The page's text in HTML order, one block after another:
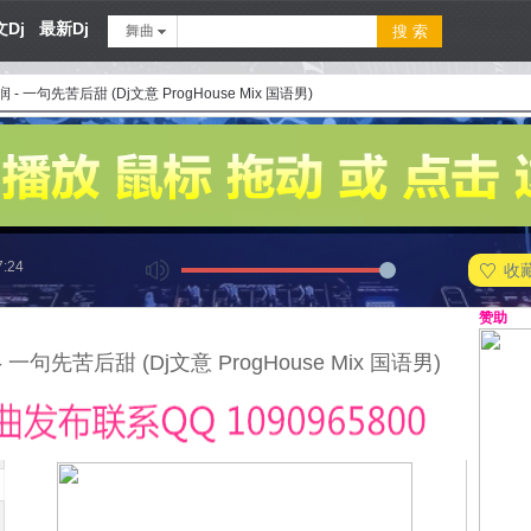
Dj 最新Dj 舞曲
- 一句先苦后甜 (Dj文意 ProgHouse Mix 国语男)
收
一句先苦后甜 (Dj文意 ProgHouse Mix 国语男)
赞助